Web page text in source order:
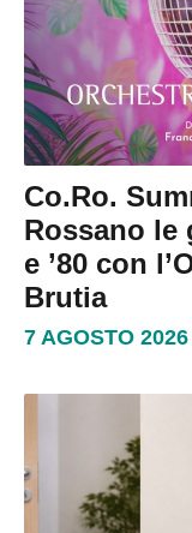
Co.Ro.
Rossano le
e ’80 con
Brutia
7 AGOSTO 2026